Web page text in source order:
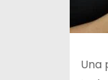
Una